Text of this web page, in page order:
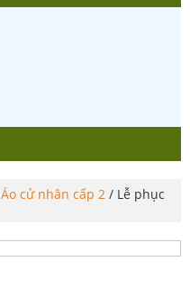
Áo cử nhân cấp 2 / Lễ phục